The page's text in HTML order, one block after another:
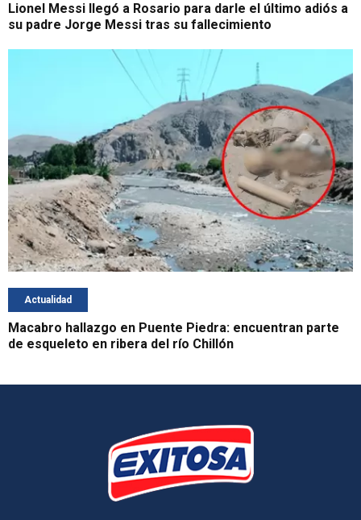
Lionel Messi llegó a Rosario para darle el último adiós a
su padre Jorge Messi tras su fallecimiento
Actualidad
Macabro hallazgo en Puente Piedra: encuentran parte
de esqueleto en ribera del río Chillón